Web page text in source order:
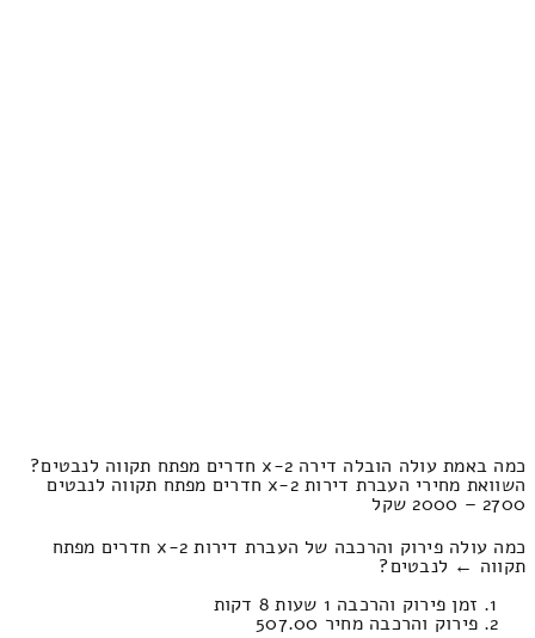
כמה באמת עולה הובלה דירה 2-x חדרים מפתח תקווה לנבטים?
השוואת מחירי העברת דירות 2-x חדרים מפתח תקווה לנבטים
2700 – 2000 שקל
כמה עולה פירוק והרכבה של העברת דירות 2-x חדרים מפתח
תקווה ← לנבטים?
זמן פירוק והרכבה 1 שעות 8 דקות
פירוק והרכבה מחיר 507.00